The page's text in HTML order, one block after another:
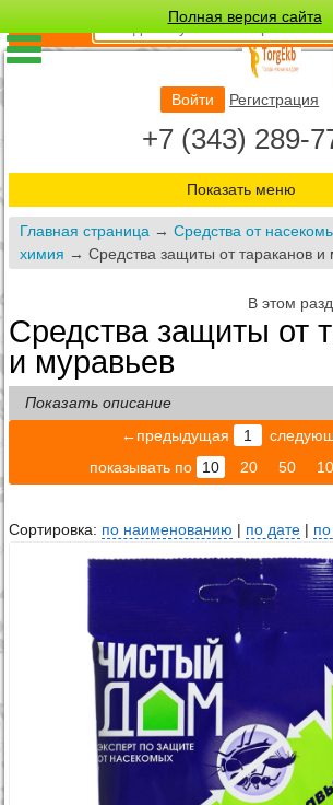
Полная версия сайта
Войти
Регистрация
+7 (343) 289-
Показать меню
Главная страница →Средства от
химия → Средства защиты от тараканов и
В этом
Средства защиты от
и муравьев
Показать описание
←предыдущая
1
показывать по
10 20 50
Сортировка: по наименованию | по дате |